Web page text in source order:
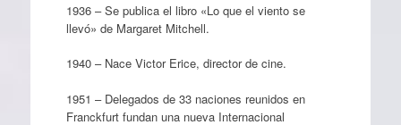
1936 – Se publica el libro «Lo que el viento se
llevó» de Margaret Mitchell.
1940 – Nace Victor Erice, director de cine.
1951 – Delegados de 33 naciones reunidos en
Franckfurt fundan una nueva Internacional